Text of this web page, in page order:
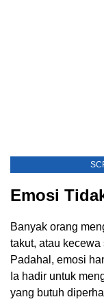
Emosi
Banyak orang
takut, atau
Padahal, emosi
Ia hadir untuk
yang butuh